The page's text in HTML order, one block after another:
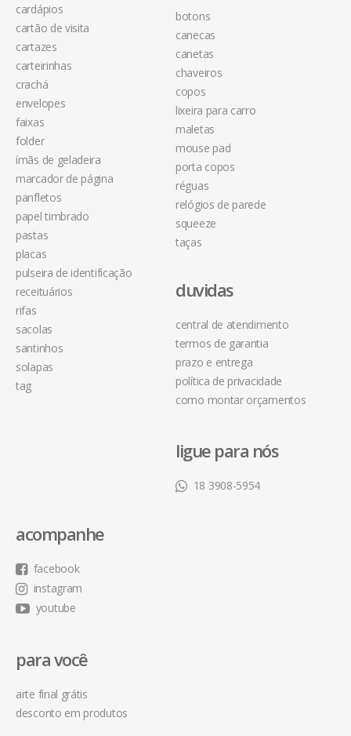
cardápios
cartão de visita
cartazes
carteirinhas
crachá
envelopes
faixas
folder
ímãs de geladeira
marcador de página
panfletos
papel timbrado
pastas
placas
pulseira de identificação
receituários
rifas
sacolas
santinhos
solapas
tag
botons
canecas
canetas
chaveiros
copos
lixeira para carro
maletas
mouse pad
porta copos
réguas
relógios de parede
squeeze
taças
duvidas
central de atendimento
termos de garantia
prazo e entrega
política de privacidade
como montar orçamentos
ligue para nós
18 3908-5954
acompanhe
facebook
instagram
youtube
para você
arte final grátis
desconto em produtos